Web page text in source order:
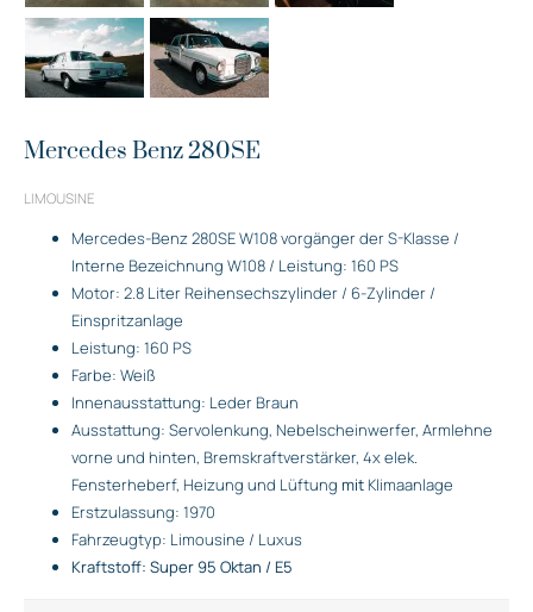
Mercedes Benz 280SE
LIMOUSINE
Mercedes-Benz 280SE W108 vorgänger der S-Klasse /
Interne Bezeichnung W108 / Leistung: 160 PS
Motor: 2.8 Liter Reihensechszylinder / 6-Zylinder /
Einspritzanlage
Leistung: 160 PS
Farbe: Weiß
Innenausstattung: Leder Braun
Ausstattung: Servolenkung, Nebelscheinwerfer, Armlehne
vorne und hinten, Bremskraftverstärker, 4x elek.
Fensterheberf, Heizung und Lüftung mit Klimaanlage
Erstzulassung: 1970
Fahrzeugtyp: Limousine / Luxus
Kraftstoff: Super 95 Oktan / E5